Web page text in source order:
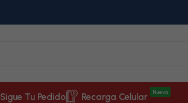
Sigue Tu Pedido Recarga Celular Nueva